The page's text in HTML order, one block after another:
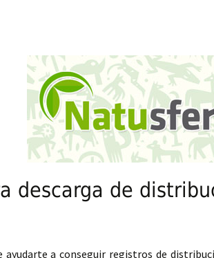
descarga de
ayudarte a conseguir registros de